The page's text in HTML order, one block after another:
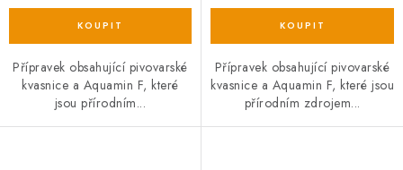
Přípravek obsahující pivovarské
kvasnice a Aquamin F, které
jsou přírodním...
Přípravek obsahující pivovarské
kvasnice a Aquamin F, které jsou
přírodním zdrojem...